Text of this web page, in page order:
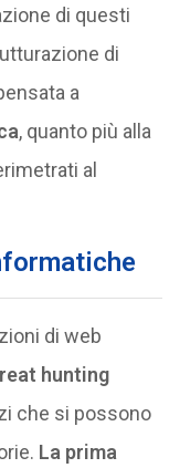
di questi
di
a
, quanto più alla
al
di web
hunting
che si possono
La prima